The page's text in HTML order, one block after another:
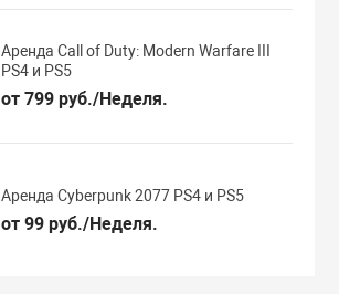
Аренда Call of Duty: Modern Warfare III
PS4 и PS5
от 799 руб./Неделя.
Аренда Cyberpunk 2077 PS4 и PS5
от 99 руб./Неделя.